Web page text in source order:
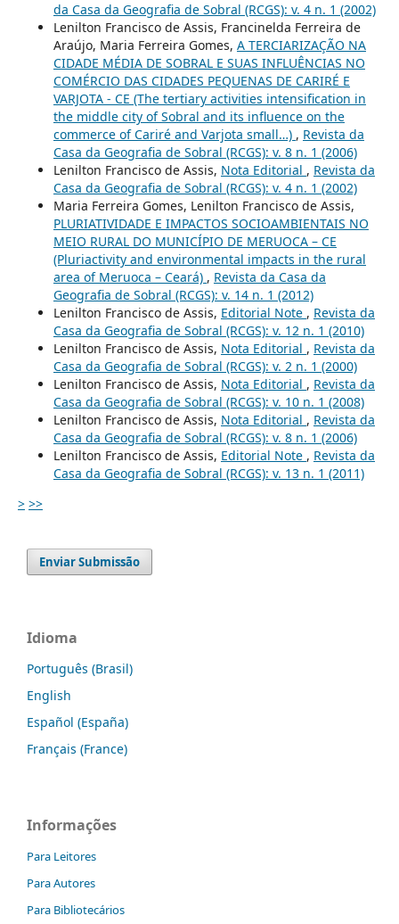
da Casa da Geografia de Sobral (RCGS): v. 4 n. 1 (2002)
Lenilton Francisco de Assis, Francinelda Ferreira de
Araújo, Maria Ferreira Gomes, A TERCIARIZAÇÃO NA
CIDADE MÉDIA DE SOBRAL E SUAS INFLUÊNCIAS NO
COMÉRCIO DAS CIDADES PEQUENAS DE CARIRÉ E
VARJOTA - CE (The tertiary activities intensification in
the middle city of Sobral and its influence on the
commerce of Cariré and Varjota small…) , Revista da
Casa da Geografia de Sobral (RCGS): v. 8 n. 1 (2006)
Lenilton Francisco de Assis, Nota Editorial , Revista da
Casa da Geografia de Sobral (RCGS): v. 4 n. 1 (2002)
Maria Ferreira Gomes, Lenilton Francisco de Assis,
PLURIATIVIDADE E IMPACTOS SOCIOAMBIENTAIS NO
MEIO RURAL DO MUNICÍPIO DE MERUOCA – CE
(Pluriactivity and environmental impacts in the rural
area of Meruoca – Ceará) , Revista da Casa da
Geografia de Sobral (RCGS): v. 14 n. 1 (2012)
Lenilton Francisco de Assis, Editorial Note , Revista da
Casa da Geografia de Sobral (RCGS): v. 12 n. 1 (2010)
Lenilton Francisco de Assis, Nota Editorial , Revista da
Casa da Geografia de Sobral (RCGS): v. 2 n. 1 (2000)
Lenilton Francisco de Assis, Nota Editorial , Revista da
Casa da Geografia de Sobral (RCGS): v. 10 n. 1 (2008)
Lenilton Francisco de Assis, Nota Editorial , Revista da
Casa da Geografia de Sobral (RCGS): v. 8 n. 1 (2006)
Lenilton Francisco de Assis, Editorial Note , Revista da
Casa da Geografia de Sobral (RCGS): v. 13 n. 1 (2011)
> >>
Enviar Submissão
Idioma
Português (Brasil)
English
Español (España)
Français (France)
Informações
Para Leitores
Para Autores
Para Bibliotecários